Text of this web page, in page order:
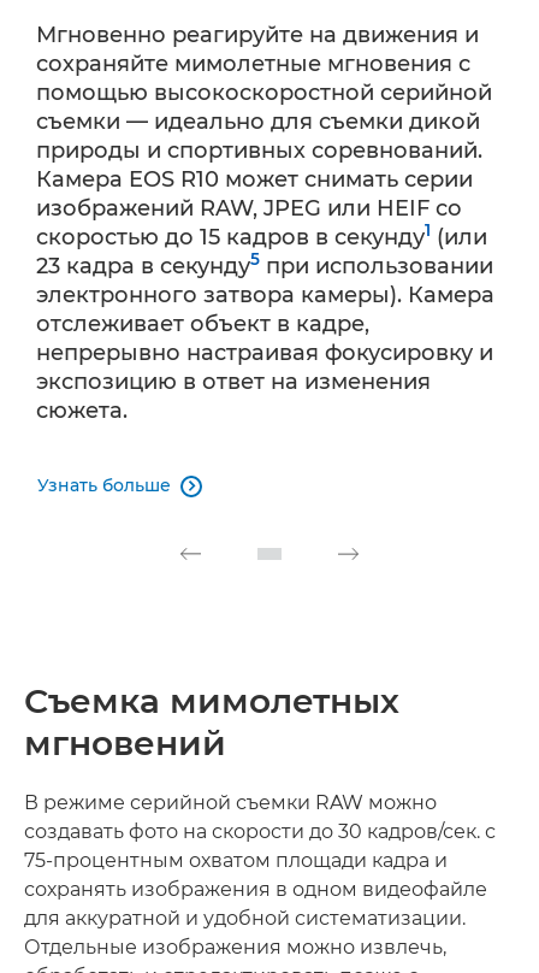
Мгновенно реагируйте на движения и
сохраняйте мимолетные мгновения с
помощью высокоскоростной серийной
съемки — идеально для съемки дикой
природы и спортивных соревнований.
Камера EOS R10 может снимать серии
изображений RAW, JPEG или HEIF со
скоростью до 15 кадров в секунду1 (или
23 кадра в секунду5 при использовании
электронного затвора камеры). Камера
отслеживает объект в кадре,
непрерывно настраивая фокусировку и
экспозицию в ответ на изменения
сюжета.
Узнать больше 
Съемка мимолетных
мгновений
В режиме серийной съемки RAW можно
создавать фото на скорости до 30 кадров/сек. с
75-процентным охватом площади кадра и
сохранять изображения в одном видеофайле
для аккуратной и удобной систематизации.
Отдельные изображения можно извлечь,